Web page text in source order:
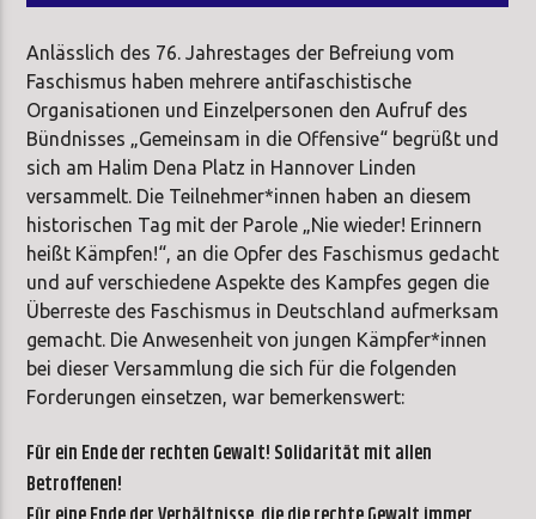
Anlässlich des 76. Jahrestages der Befreiung vom
Faschismus haben mehrere antifaschistische
Organisationen und Einzelpersonen den Aufruf des
Bündnisses „Gemeinsam in die Offensive“ begrüßt und
sich am Halim Dena Platz in Hannover Linden
versammelt. Die Teilnehmer*innen haben an diesem
historischen Tag mit der Parole „Nie wieder! Erinnern
heißt Kämpfen!“, an die Opfer des Faschismus gedacht
und auf verschiedene Aspekte des Kampfes gegen die
Überreste des Faschismus in Deutschland aufmerksam
gemacht. Die Anwesenheit von jungen Kämpfer*innen
bei dieser Versammlung die sich für die folgenden
Forderungen einsetzen, war bemerkenswert:
Für ein Ende der rechten Gewalt! Solidarität mit allen
Betroffenen!